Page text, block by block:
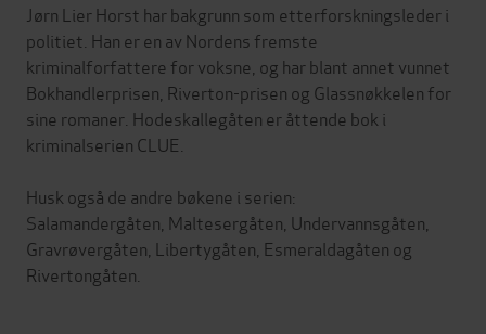
Jørn Lier Horst har bakgrunn som etterforskningsleder i
politiet. Han er en av Nordens fremste
kriminalforfattere for voksne, og har blant annet vunnet
Bokhandlerprisen, Riverton-prisen og Glassnøkkelen for
sine romaner. Hodeskallegåten er åttende bok i
kriminalserien CLUE.
Husk også de andre bøkene i serien:
Salamandergåten, Maltesergåten, Undervannsgåten,
Gravrøvergåten, Libertygåten, Esmeraldagåten og